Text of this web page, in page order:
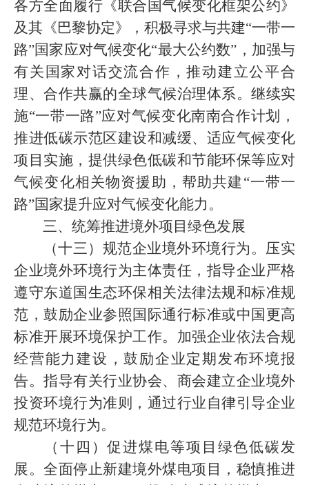
各方全面履行《联合国气候变化框架公约》
及其《巴黎协定》，积极寻求与共建“一带一
路”国家应对气候变化“最大公约数”，加强与
有关国家对话交流合作，推动建立公平合
理、合作共赢的全球气候治理体系。继续实
施“一带一路”应对气候变化南南合作计划，
推进低碳示范区建设和减缓、适应气候变化
项目实施，提供绿色低碳和节能环保等应对
气候变化相关物资援助，帮助共建“一带一
路”国家提升应对气候变化能力。
三、统筹推进境外项目绿色发展
（十三）规范企业境外环境行为。压实
企业境外环境行为主体责任，指导企业严格
遵守东道国生态环保相关法律法规和标准规
范，鼓励企业参照国际通行标准或中国更高
标准开展环境保护工作。加强企业依法合规
经营能力建设，鼓励企业定期发布环境报
告。指导有关行业协会、商会建立企业境外
投资环境行为准则，通过行业自律引导企业
规范环境行为。
（十四）促进煤电等项目绿色低碳发
展。全面停止新建境外煤电项目，稳慎推进